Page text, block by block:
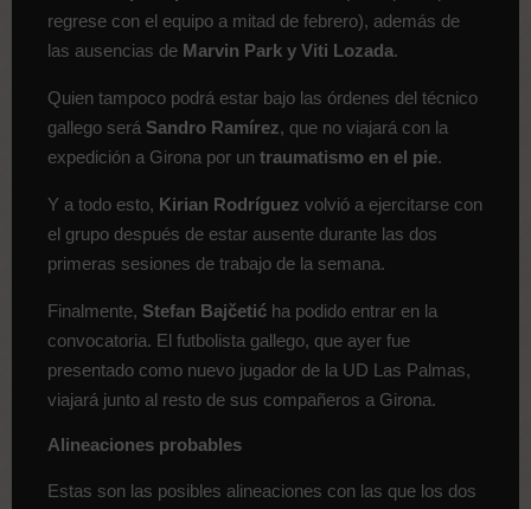
regrese con el equipo a mitad de febrero), además de
las ausencias de Marvin Park y Viti Lozada.
Quien tampoco podrá estar bajo las órdenes del técnico
gallego será Sandro Ramírez, que no viajará con la
expedición a Girona por un traumatismo en el pie.
Y a todo esto, Kirian Rodríguez volvió a ejercitarse con
el grupo después de estar ausente durante las dos
primeras sesiones de trabajo de la semana.
Finalmente, Stefan Bajčetić ha podido entrar en la
convocatoria. El futbolista gallego, que ayer fue
presentado como nuevo jugador de la UD Las Palmas,
viajará junto al resto de sus compañeros a Girona.
Alineaciones probables
Estas son las posibles alineaciones con las que los dos